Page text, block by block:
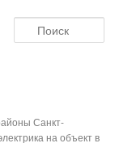
Санкт-
на объект в